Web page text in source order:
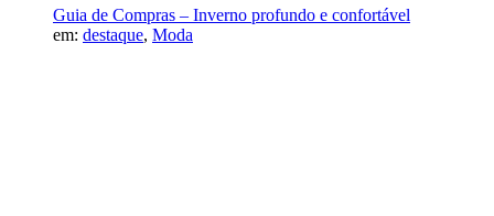
Guia de Compras – Inverno profundo e confortável
em: destaque, Moda